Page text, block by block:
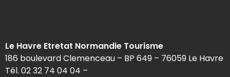
Le Havre Etretat Normandie Tourisme
186 boulevard Clemenceau – BP 649 – 76059 Le Havre
Tél. 02 32 74 04 04 –